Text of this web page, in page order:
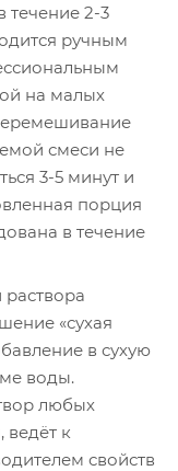
течение 2-3
ручным
на малых
смеси не
3-5 минут и
порция
в течение
«сухая
в сухую
воды.
любых
ведёт к
свойств